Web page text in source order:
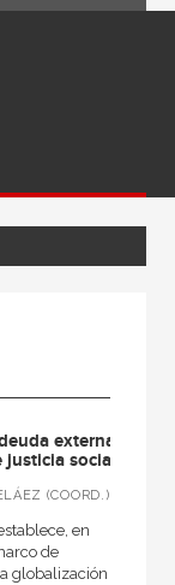
externa
social
(COORD.)
en
de
globalización